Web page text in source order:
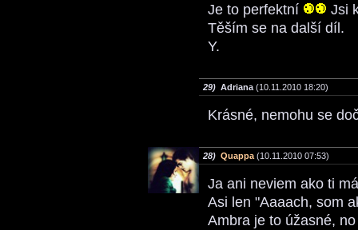
Je to perfektní
Jsi
Těším se na další díl.
Y.
29) Adriana (10.11.2010 18:20)
Krásné, nemohu se
28) Quappa (10.11.2010 07:53)
Ja ani neviem ako ti
Asi len "Aaaach, som
Ambra je to úžasné,